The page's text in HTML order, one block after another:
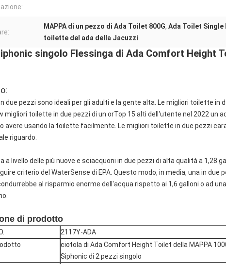
MAPPA di un pezzo di Ada Toilet 800G, Ada Toilet Single
toilette del ada della Jacuzzi
singolo Flessinga di Ada Comfort Height
due pezzi sono ideali per gli adulti e la gente alta. Le migliori toilette in
migliori toilette in due pezzi di un orTop 15 alti dell'utente nel 2022 un
avere usando la toilette facilmente. Le migliori toilette in due pezzi
riguardo.
a livello delle più nuove e sciacquoni in due pezzi di alta qualità a 1,28
criterio del WaterSense di EPA. Questo modo, in media, una in due
al risparmio enorme dell'acqua rispetto ai 1,6 galloni o ad
di prodotto
2117Y-ADA
ciotola di Ada Comfort Height Toilet della MAPPA
Siphonic di 2 pezzi singolo